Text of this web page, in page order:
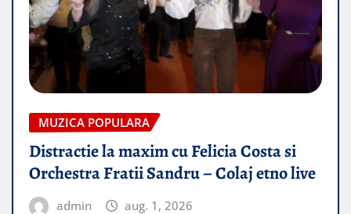
MUZICA POPULARA
Distractie la maxim cu Felicia Costa si
Orchestra Fratii Sandru – Colaj etno live
admin aug. 1, 2026